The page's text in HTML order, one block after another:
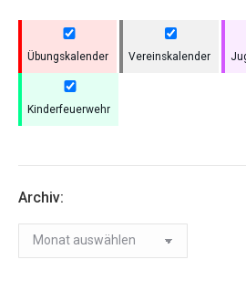
Übungskalender Vereinskalender
Kinderfeuerwehr
Archiv:
Archiv: